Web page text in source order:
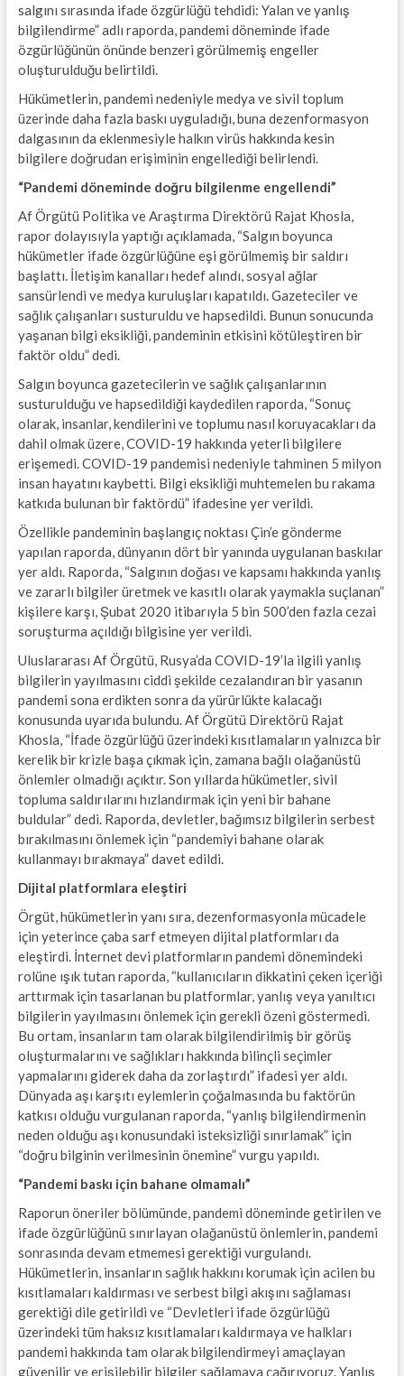
salgını sırasında ifade özgürlüğü tehdidi: Yalan ve yanlış
bilgilendirme” adlı raporda, pandemi döneminde ifade
özgürlüğünün önünde benzeri görülmemiş engeller
oluşturulduğu belirtildi.
Hükümetlerin, pandemi nedeniyle medya ve sivil toplum
üzerinde daha fazla baskı uyguladığı, buna dezenformasyon
dalgasının da eklenmesiyle halkın virüs hakkında kesin
bilgilere doğrudan erişiminin engellediği belirlendi.
“Pandemi döneminde doğru bilgilenme engellendi”
Af Örgütü Politika ve Araştırma Direktörü Rajat Khosla,
rapor dolayısıyla yaptığı açıklamada, “Salgın boyunca
hükümetler ifade özgürlüğüne eşi görülmemiş bir saldırı
başlattı. İletişim kanalları hedef alındı, sosyal ağlar
sansürlendi ve medya kuruluşları kapatıldı. Gazeteciler ve
sağlık çalışanları susturuldu ve hapsedildi. Bunun sonucunda
yaşanan bilgi eksikliği, pandeminin etkisini kötüleştiren bir
faktör oldu” dedi.
Salgın boyunca gazetecilerin ve sağlık çalışanlarının
susturulduğu ve hapsedildiği kaydedilen raporda, “Sonuç
olarak, insanlar, kendilerini ve toplumu nasıl koruyacakları da
dahil olmak üzere, COVID-19 hakkında yeterli bilgilere
erişemedi. COVID-19 pandemisi nedeniyle tahminen 5 milyon
insan hayatını kaybetti. Bilgi eksikliği muhtemelen bu rakama
katkıda bulunan bir faktördü” ifadesine yer verildi.
Özellikle pandeminin başlangıç noktası Çin’e gönderme
yapılan raporda, dünyanın dört bir yanında uygulanan baskılar
yer aldı. Raporda, “Salgının doğası ve kapsamı hakkında yanlış
ve zararlı bilgiler üretmek ve kasıtlı olarak yaymakla suçlanan”
kişilere karşı, Şubat 2020 itibarıyla 5 bin 500’den fazla cezai
soruşturma açıldığı bilgisine yer verildi.
Uluslararası Af Örgütü, Rusya’da COVID-19’la ilgili yanlış
bilgilerin yayılmasını ciddi şekilde cezalandıran bir yasanın
pandemi sona erdikten sonra da yürürlükte kalacağı
konusunda uyarıda bulundu. Af Örgütü Direktörü Rajat
Khosla, “İfade özgürlüğü üzerindeki kısıtlamaların yalnızca bir
kerelik bir krizle başa çıkmak için, zamana bağlı olağanüstü
önlemler olmadığı açıktır. Son yıllarda hükümetler, sivil
topluma saldırılarını hızlandırmak için yeni bir bahane
buldular” dedi. Raporda, devletler, bağımsız bilgilerin serbest
bırakılmasını önlemek için “pandemiyi bahane olarak
kullanmayı bırakmaya” davet edildi.
Dijital platformlara eleştiri
Örgüt, hükümetlerin yanı sıra, dezenformasyonla mücadele
için yeterince çaba sarf etmeyen dijital platformları da
eleştirdi. İnternet devi platformların pandemi dönemindeki
rolüne ışık tutan raporda, “kullanıcıların dikkatini çeken içeriği
arttırmak için tasarlanan bu platformlar, yanlış veya yanıltıcı
bilgilerin yayılmasını önlemek için gerekli özeni göstermedi.
Bu ortam, insanların tam olarak bilgilendirilmiş bir görüş
oluşturmalarını ve sağlıkları hakkında bilinçli seçimler
yapmalarını giderek daha da zorlaştırdı” ifadesi yer aldı.
Dünyada aşı karşıtı eylemlerin çoğalmasında bu faktörün
katkısı olduğu vurgulanan raporda, “yanlış bilgilendirmenin
neden olduğu aşı konusundaki isteksizliği sınırlamak” için
“doğru bilginin verilmesinin önemine” vurgu yapıldı.
“Pandemi baskı için bahane olmamalı”
Raporun öneriler bölümünde, pandemi döneminde getirilen ve
ifade özgürlüğünü sınırlayan olağanüstü önlemlerin, pandemi
sonrasında devam etmemesi gerektiği vurgulandı.
Hükümetlerin, insanların sağlık hakkını korumak için acilen bu
kısıtlamaları kaldırması ve serbest bilgi akışını sağlaması
gerektiği dile getirildi ve “Devletleri ifade özgürlüğü
üzerindeki tüm haksız kısıtlamaları kaldırmaya ve halkları
pandemi hakkında tam olarak bilgilendirmeyi amaçlayan
güvenilir ve erişilebilir bilgiler sağlamaya çağırıyoruz. Yanlış